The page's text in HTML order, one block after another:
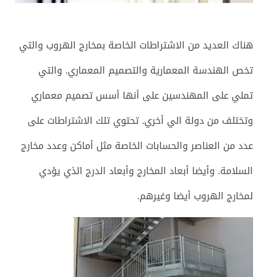
هناك العديد من الاشتراطات الخاصة بمخارج الهروب والتي
تخص الهندسة المعمارية والتصميم المعماري. والتي
تملي على المهندسين على أنها أسس تصميم معماري
وتختلف من دولة الي أخري. تحتوي تلك الاشتراطات على
عدد من العناصر والحسابات الخاصة مثل أماكن وعدد مخارج
السلامة. وأيضا أبعاد المخارج وأبعاد الدرج الذي يؤدي
لمخارج الهروب أيضا وغيرهم.